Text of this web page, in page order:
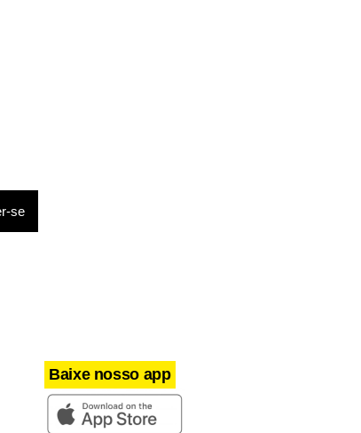
Baixe nosso app